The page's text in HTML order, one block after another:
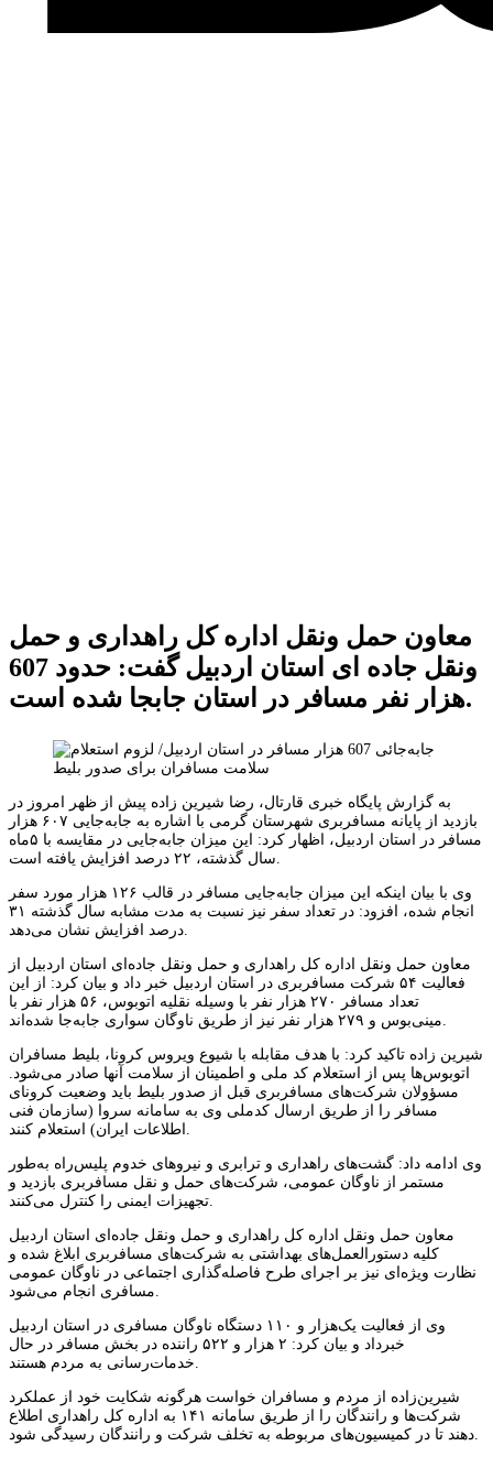
معاون حمل ونقل اداره کل راهداری و حمل
ونقل جاده ای استان اردبیل گفت: حدود 607
هزار نفر مسافر در استان جابجا شده است.
به گزارش پایگاه خبری قارتال، رضا شیرین زاده پیش از ظهر امروز در
بازدید از پایانه مسافربری شهرستان گرمی با اشاره به جابه‌جایی ۶۰۷ هزار
مسافر در استان اردبیل، اظهار کرد: این میزان جابه‌جایی در مقایسه با ۵ماه
وی با بیان اینکه این میزان جابه‌جایی مسافر در قالب ۱۲۶ هزار مورد سفر
انجام شده، افزود: در تعداد سفر نیز نسبت به مدت مشابه سال گذشته ۳۱
معاون حمل ونقل اداره کل راهداری و حمل ونقل جاده‌ای استان اردبیل از
فعالیت ۵۴ شرکت مسافربری در استان اردبیل خبر داد و بیان کرد: از این
تعداد مسافر ۲۷۰ هزار نفر با وسیله نقلیه اتوبوس، ۵۶ هزار نفر با
شیرین زاده تاکید کرد: با هدف مقابله با شیوع ویروس کرونا، بلیط مسافران
اتوبوس‌ها پس از استعلام کد ملی و اطمینان از سلامت آنها صادر می‌شود.
مسؤولان شرکت‌های مسافربری قبل از صدور بلیط باید وضعیت کرونای
مسافر را از طریق ارسال کدملی وی به سامانه سروا (سازمان فنی
وی ادامه داد: گشت‌های راهداری و ترابری و نیروهای خدوم پلیس‌راه به‌طور
مستمر از ناوگان عمومی، شرکت‌های حمل و نقل مسافربری بازدید و
معاون حمل ونقل اداره کل راهداری و حمل ونقل جاده‌ای استان اردبیل
کلیه دستورالعمل‌های بهداشتی به شرکت‌های مسافربری ابلاغ شده و
نظارت ویژه‌ای نیز بر اجرای طرح فاصله‌گذاری اجتماعی در ناوگان عمومی
وی از فعالیت یک‌هزار و ۱۱۰ دستگاه ناوگان مسافری در استان اردبیل
خبرداد و بیان کرد: ۲ هزار و ۵۲۲ راننده در بخش مسافر در حال
شیرین‌زاده از مردم و مسافران خواست هرگونه شکایت خود از عملکرد
شرکت‌ها و رانندگان را از طریق سامانه ۱۴۱ به اداره کل راهداری اطلاع